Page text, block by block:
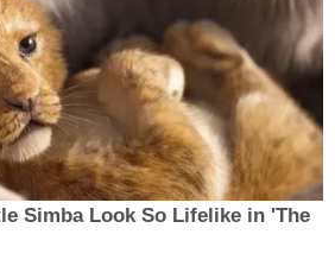
Simba Look So Lifelike in 'The